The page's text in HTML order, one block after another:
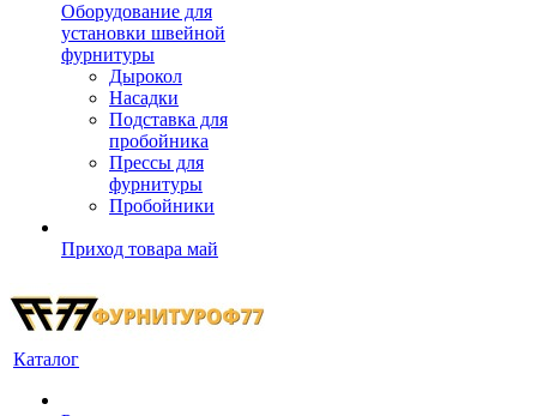
Оборудование для
установки швейной
фурнитуры
Дырокол
Насадки
Подставка для
пробойника
Прессы для
фурнитуры
Пробойники
Приход товара май
Каталог